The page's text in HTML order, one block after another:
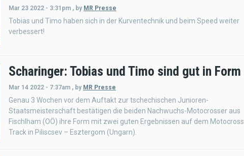
Mar 23 2022 - 3:31pm , by MR Presse
Tobias und Timo haben sich in der Kurventechnik und beim Speed weiter
verbessert!
Scharinger: Tobias und Timo sind gut in Form
Mar 14 2022 - 7:37am , by MR Presse
Genau 3 Wochen vor dem Auftakt zur tschechischen Junioren-
Staatsmeisterschaft bestätigen die beiden Nachwuchs-Motocrosser aus
Fischlham (OÖ) ihre Form mit zwei guten Ergebnissen auf dem Motocross
Track in Piliscsev – Esztergom (Ungarn).